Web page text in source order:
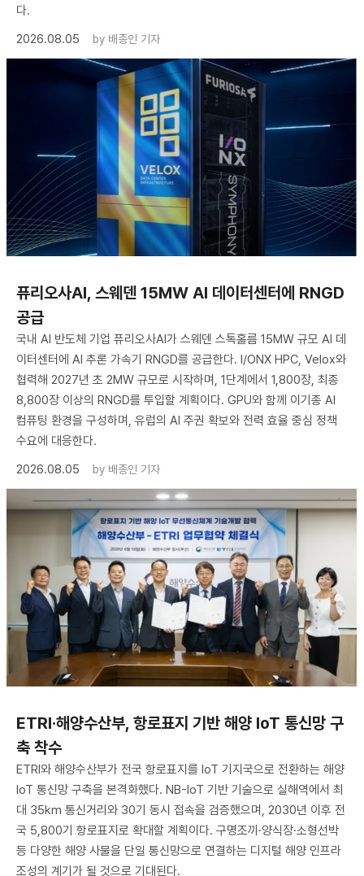
다.
2026.08.05
by 배종인 기자
퓨리오사AI, 스웨덴 15MW AI 데이터센터에 RNGD
공급
국내 AI 반도체 기업 퓨리오사AI가 스웨덴 스톡홀름 15MW 규모 AI 데
이터센터에 AI 추론 가속기 RNGD를 공급한다. I/ONX HPC, Velox와
협력해 2027년 초 2MW 규모로 시작하며, 1단계에서 1,800장, 최종
8,800장 이상의 RNGD를 투입할 계획이다. GPU와 함께 이기종 AI
컴퓨팅 환경을 구성하며, 유럽의 AI 주권 확보와 전력 효율 중심 정책
수요에 대응한다.
2026.08.05
by 배종인 기자
ETRI·해양수산부, 항로표지 기반 해양 IoT 통신망 구
축 착수
ETRI와 해양수산부가 전국 항로표지를 IoT 기지국으로 전환하는 해양
IoT 통신망 구축을 본격화했다. NB-IoT 기반 기술으로 실해역에서 최
대 35km 통신거리와 30기 동시 접속을 검증했으며, 2030년 이후 전
국 5,800기 항로표지로 확대할 계획이다. 구명조끼·양식장·소형선박
등 다양한 해양 사물을 단일 통신망으로 연결하는 디지털 해양 인프라
조성의 계기가 될 것으로 기대된다.